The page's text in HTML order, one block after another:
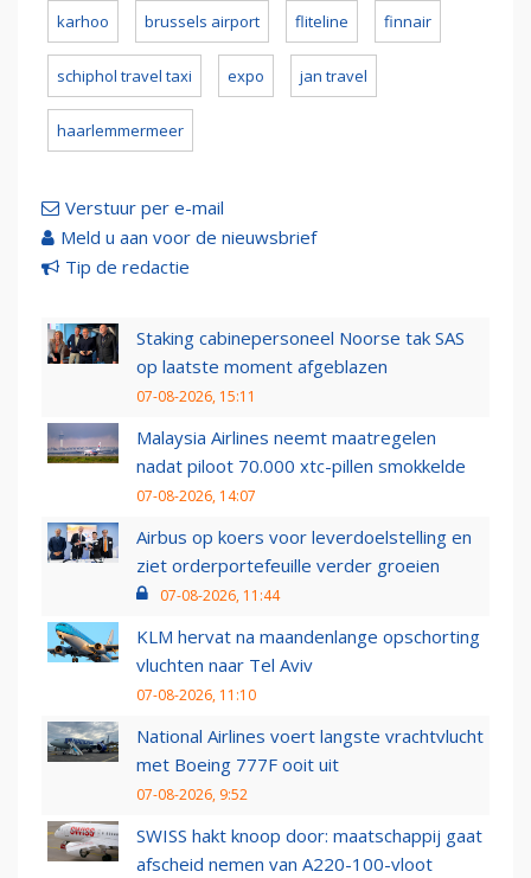
karhoo brussels airport fliteline finnair
schiphol travel taxi expo jan travel
haarlemmermeer
Verstuur per e-mail
Meld u aan voor de nieuwsbrief
Tip de redactie
Staking cabinepersoneel Noorse tak SAS
op laatste moment afgeblazen
07-08-2026, 15:11
Malaysia Airlines neemt maatregelen
nadat piloot 70.000 xtc-pillen smokkelde
07-08-2026, 14:07
Airbus op koers voor leverdoelstelling en
ziet orderportefeuille verder groeien
07-08-2026, 11:44
KLM hervat na maandenlange opschorting
vluchten naar Tel Aviv
07-08-2026, 11:10
National Airlines voert langste vrachtvlucht
met Boeing 777F ooit uit
07-08-2026, 9:52
SWISS hakt knoop door: maatschappij gaat
afscheid nemen van A220-100-vloot